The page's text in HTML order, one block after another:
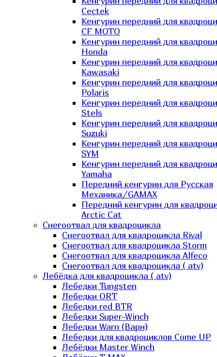
Cectek
Кенгурин передний для
CF MOTO
Кенгурин передний для
Honda
Кенгурин передний для
Kawasaki
Кенгурин передний для
Polaris
Кенгурин передний для
Stels
Кенгурин передний для
Suzuki
Кенгурин передний для
SYM
Кенгурин передний для
Yamaha
Передний кенгурин для Русская
Механика/GAMAX
Передний кенгурин для
Arctic Cat
Снегоотвал для квадроцикла
Снегоотвал для квадроцикла Rival
Снегоотвал для квадроцикла Storm
Снегоотвал для квадроцикла Alfeco
Снегоотвал для квадроцикла ( atv)
Лебёдка для квадроцикла ( atv)
Лебедки Tungsten
Лебедки ORT
Лебедки red BTR
Лебедки Super-Winch
Лебедки Warn (Варн)
Лебедки для квадроциклов Come UP
Лебёдки Master Winch